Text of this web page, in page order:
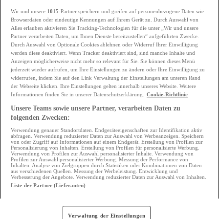
Berater nehmen sich die Zeit, Ihnen zuzuhören und
Ihr Projekt, Ihre Einschränkungen und Ihre
Wünsche zu verstehen. Sie helfen Ihnen, klar zu
sehen und die richtigen Entscheidungen zu treffen,
ohne etwas zu überstürzen.
Egal, ob Sie noch am Anfang Ihrer Überlegungen
stehen oder bereits mit den entsprechenden
Schritten begonnen haben, Sie können sich auf
eine maßgeschneiderte, zugängliche und
engagierte Begleitung in jeder Phase Ihres
Finanzierungsprojekts verlassen.
Zahlen ist, sondern oft ein wichtiger Moment im
Wir und unsere 1015-Partner speichern und greifen auf personenbezogene Daten wie
Browserdaten oder eindeutige Kennungen auf Ihrem Gerät zu. Durch Auswahl von
Alles erlauben aktivieren Sie Tracking-Technologien für die unter „Wir und unsere
Partner verarbeiten Daten, um Ihnen Dienste bereitzustellen“ aufgeführten Zwecke.
Durch Auswahl von Optionale Cookies ablehnen oder Widerruf Ihrer Einwilligung
werden diese deaktiviert. Wenn Tracker deaktiviert sind, sind manche Inhalte und
Anzeigen möglicherweise nicht mehr so relevant für Sie. Sie können dieses Menü
jederzeit wieder aufrufen, um Ihre Einstellungen zu ändern oder Ihre Einwilligung zu
widerrufen, indem Sie auf den Link Verwaltung der Einstellungen am unteren Rand
der Webseite klicken. Ihre Einstellungen gelten innerhalb unseres Website. Weitere
Informationen finden Sie in unserer Datenschutzerklärung.
Cookie-Richtlinie
Unsere Teams sowie unsere Partner, verarbeiten Daten zu
folgenden Zwecken:
Verwendung genauer Standortdaten. Endgeräteeigenschaften zur Identifikation aktiv
abfragen. Verwendung reduzierter Daten zur Auswahl von Werbeanzeigen. Speichern
von oder Zugriff auf Informationen auf einem Endgerät. Erstellung von Profilen zur
Personalisierung von Inhalten. Erstellung von Profilen für personalisierte Werbung.
Verwendung von Profilen zur Auswahl personalisierter Inhalte. Verwendung von
Profilen zur Auswahl personalisierter Werbung. Messung der Performance von
Inhalten. Analyse von Zielgruppen durch Statistiken oder Kombinationen von Daten
aus verschiedenen Quellen. Messung der Werbeleistung. Entwicklung und
Verbesserung der Angebote. Verwendung reduzierter Daten zur Auswahl von Inhalten.
Liste der Partner (Lieferanten)
Verwaltung der Einstellungen